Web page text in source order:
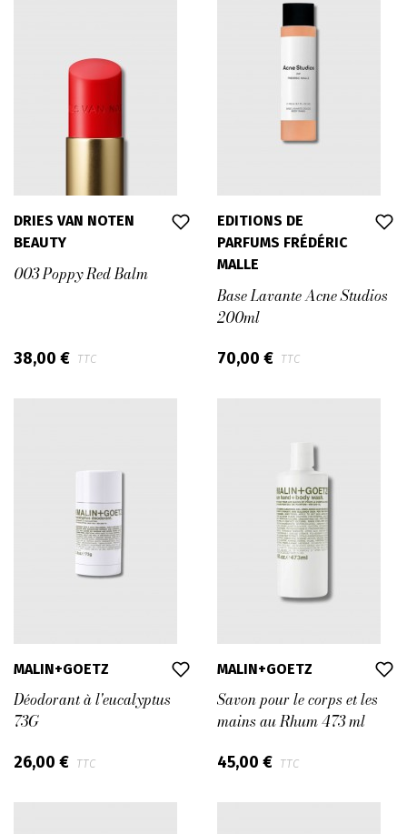
DRIES VAN NOTEN
BEAUTY
003 Poppy Red Balm
38,00 € TTC
EDITIONS DE
PARFUMS FRÉDÉRIC
MALLE
Base Lavante Acne Studios
200ml
70,00 € TTC
MALIN+GOETZ
Déodorant à l'eucalyptus
73G
26,00 € TTC
MALIN+GOETZ
Savon pour le corps et les
mains au Rhum 473 ml
45,00 € TTC